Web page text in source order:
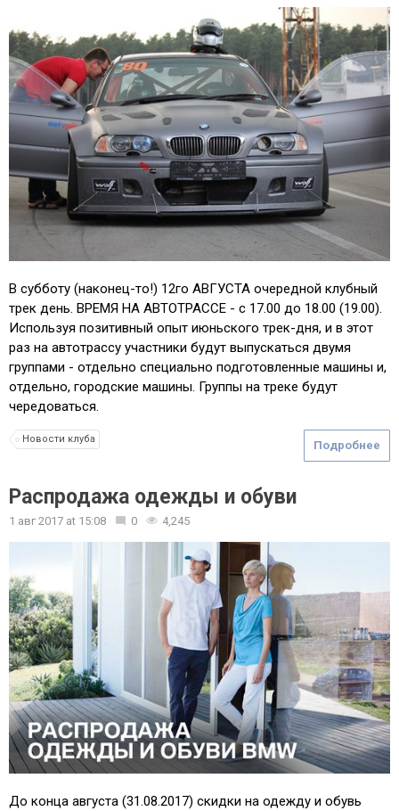
В субботу (наконец-то!) 12го АВГУСТА очередной клубный
трек день. ВРЕМЯ НА АВТОТРАССЕ - с 17.00 до 18.00 (19.00).
Используя позитивный опыт июньского трек-дня, и в этот
раз на автотрассу участники будут выпускаться двумя
группами - отдельно специально подготовленные машины и,
отдельно, городские машины. Группы на треке будут
чередоваться.
Подробнее
Новости клуба
Распродажа одежды и обуви
1 авг 2017 at 15:08 0 4,245
До конца августа (31.08.2017) скидки на одежду и обувь